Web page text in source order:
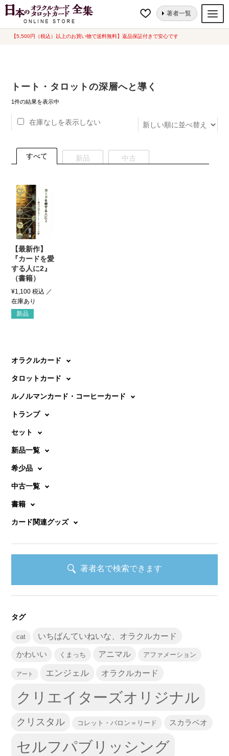
【5,500円（税込）以上のお買い物で送料無料】返品保証付きで安心です
ナ
コ
著者一覧
オラクルカード
ルノルマンカード
トランプ
セット
希少品
書籍
カード関連グッズ
ホーム “トート・タロットの深層へと導く”にタグ付けされた商品
トート・タロットの深層へと導く
1件の結果を表示中
在庫なしを表示しない
すべて 新品 中古
【最新作】
『カードを愛
する人に2』
（書籍）
¥1,100 税込
新品
オラクルカード
タロットカード
ルノルマンカード・コーヒーカード
トランプ
セット
新品一覧
希少品
中古一覧
書籍
カード関連グッズ
著者名で検索できます
タグ
cat いちばんていねいな、オラクルカード
かわいい くまっち アニマル アファメーション
アート エンジェル オラクルカード
クリエイターズオリジナル
クリスタル コレット・バロン＝リード スカラベオ
セルフパブリッシング